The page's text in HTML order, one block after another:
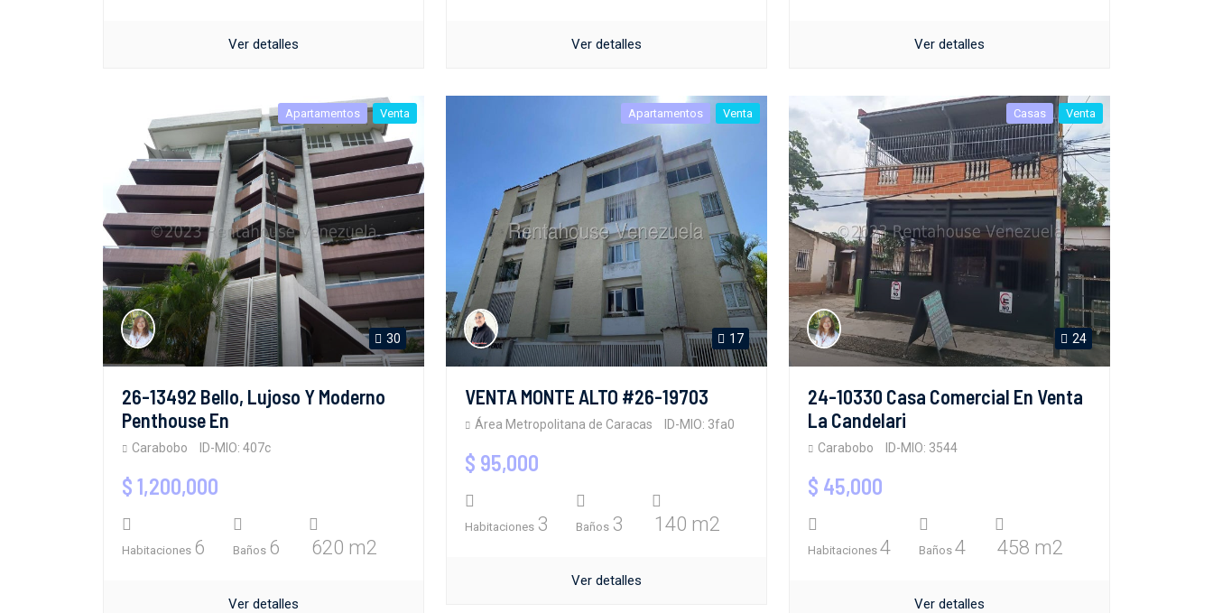
Ver detalles Ver detalles Ver detalles
Apartamentos Venta
30
26-13492 Bello, Lujoso Y Moderno
Penthouse En
Carabobo ID-MIO: 407c
$ 1,200,000
Habitaciones 6 Baños 6 620 m2
Ver detalles
Apartamentos Venta
17
VENTA MONTE ALTO #26-19703
Área Metropolitana de Caracas ID-MIO: 3fa0
$ 95,000
Habitaciones 3 Baños 3 140 m2
Ver detalles
Casas Venta
24
24-10330 Casa Comercial En Venta
La Candelari
Carabobo ID-MIO: 3544
$ 45,000
Habitaciones 4 Baños 4 458 m2
Ver detalles